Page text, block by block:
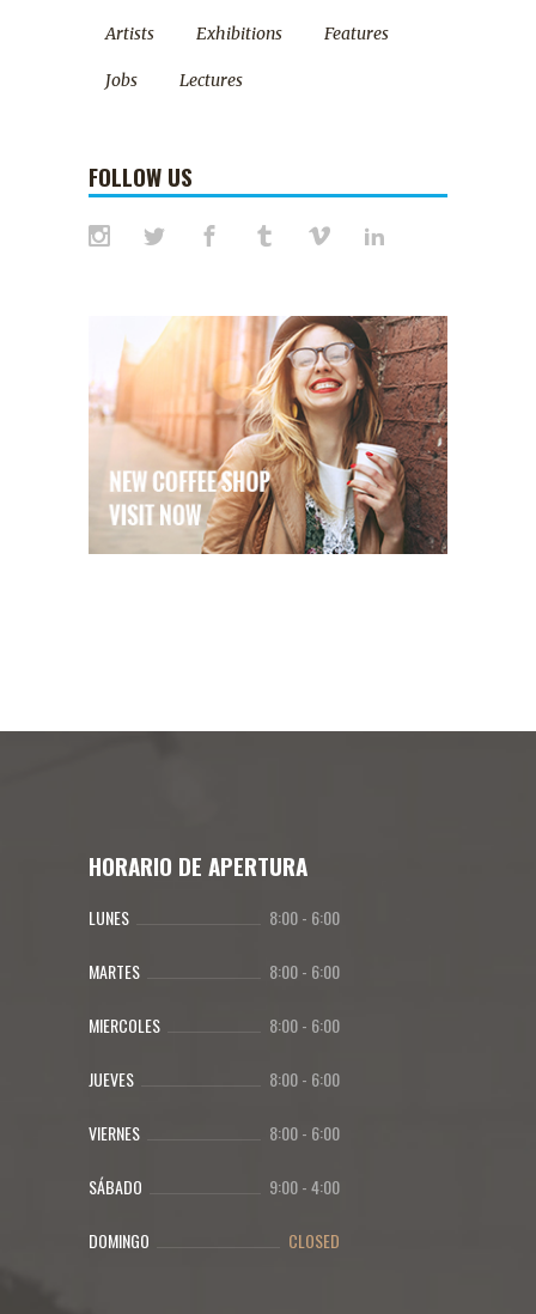
Artists Exhibitions Features
Jobs Lectures
FOLLOW US
HORARIO DE APERTURA
LUNES 8:00- 6:00
MARTES 8:00- 6:00
MIERCOLES 8:00- 6:00
JUEVES 8:00- 6:00
VIERNES 8:00- 6:00
SÁBADO 9:00-4:00
DOMINGO CLOSED